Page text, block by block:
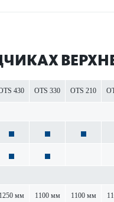
430 OTS 330 OTS 210
1250 мм 1100 мм 1100 мм